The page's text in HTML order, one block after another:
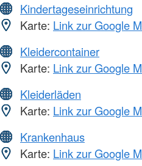
Kindertageseinrichtung
Karte: Link zur Google
Kleidercontainer
Karte: Link zur Google
Kleiderläden
Karte: Link zur Google
Krankenhaus
Karte: Link zur Google